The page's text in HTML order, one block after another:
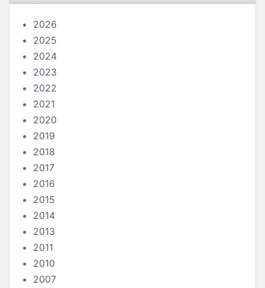
2026
2025
2024
2023
2022
2021
2020
2019
2018
2017
2016
2015
2014
2013
2011
2010
2007